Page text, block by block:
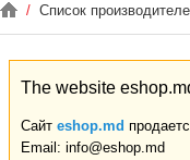
/ Список
The website
Сайт eshop.md
Email: info@eshop.md